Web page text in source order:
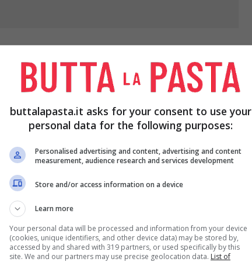
parti, eliminate la buccia e i semi e poi tagliate
ciotola e aggiungete lo
per circa un’ora.
la panna, poi mettete ilmelonenel frullatore e
buttalapasta.it asks for your consent to use your
personal data for the following purposes:
Personalised advertising and content, advertising and content
measurement, audience research and services development
Store and/or access information on a device
Learn more
Your personal data will be processed and information from your device
(cookies, unique identifiers, and other device data) may be stored by,
accessed by and shared with 319 partners, or used specifically by this
site. We and our partners may use precise geolocation data. List of